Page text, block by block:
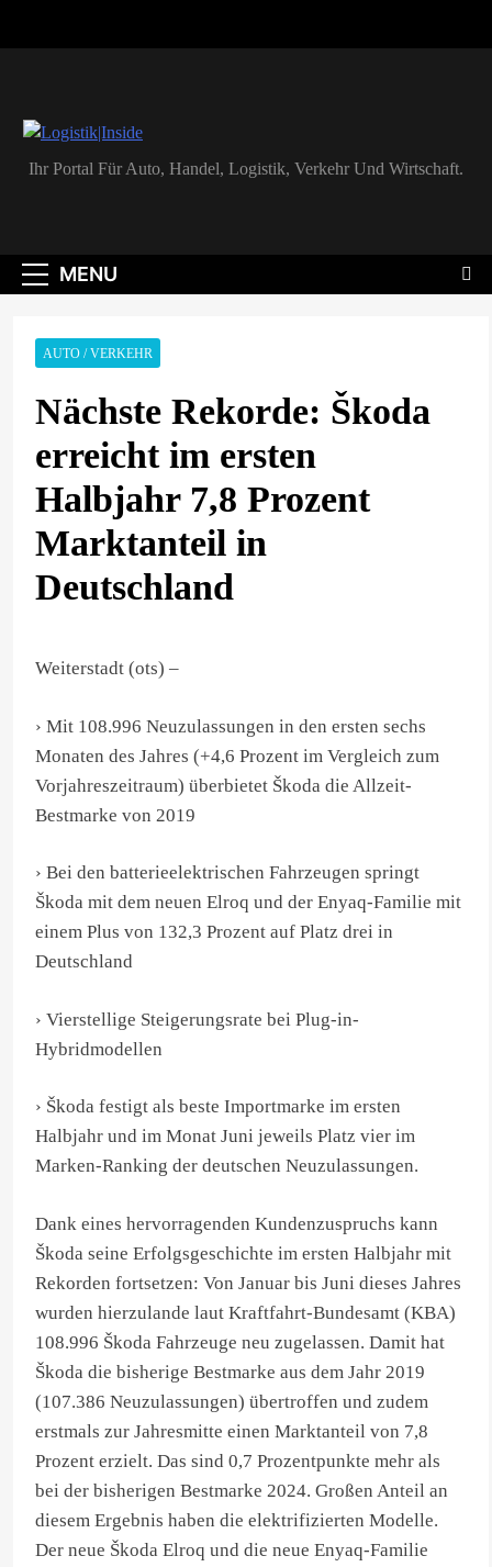
Logistik|Inside
Ihr Portal Für Auto, Handel, Logistik, Verkehr Und Wirtschaft.
MENU
AUTO / VERKEHR
Nächste Rekorde: Škoda
erreicht im ersten
Halbjahr 7,8 Prozent
Marktanteil in
Deutschland
Weiterstadt (ots) –
› Mit 108.996 Neuzulassungen in den ersten sechs
Monaten des Jahres (+4,6 Prozent im Vergleich zum
Vorjahreszeitraum) überbietet Škoda die Allzeit-
Bestmarke von 2019
› Bei den batterieelektrischen Fahrzeugen springt
Škoda mit dem neuen Elroq und der Enyaq-Familie mit
einem Plus von 132,3 Prozent auf Platz drei in
Deutschland
› Vierstellige Steigerungsrate bei Plug-in-
Hybridmodellen
› Škoda festigt als beste Importmarke im ersten
Halbjahr und im Monat Juni jeweils Platz vier im
Marken-Ranking der deutschen Neuzulassungen.
Dank eines hervorragenden Kundenzuspruchs kann
Škoda seine Erfolgsgeschichte im ersten Halbjahr mit
Rekorden fortsetzen: Von Januar bis Juni dieses Jahres
wurden hierzulande laut Kraftfahrt-Bundesamt (KBA)
108.996 Škoda Fahrzeuge neu zugelassen. Damit hat
Škoda die bisherige Bestmarke aus dem Jahr 2019
(107.386 Neuzulassungen) übertroffen und zudem
erstmals zur Jahresmitte einen Marktanteil von 7,8
Prozent erzielt. Das sind 0,7 Prozentpunkte mehr als
bei der bisherigen Bestmarke 2024. Großen Anteil an
diesem Ergebnis haben die elektrifizierten Modelle.
Der neue Škoda Elroq und die neue Enyaq-Familie